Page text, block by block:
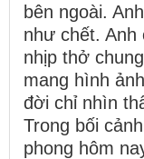
bên ngoài.
như chết. Anh
nhịp thở
mang hình
đời chỉ nhìn
Trong bối
phong hôm